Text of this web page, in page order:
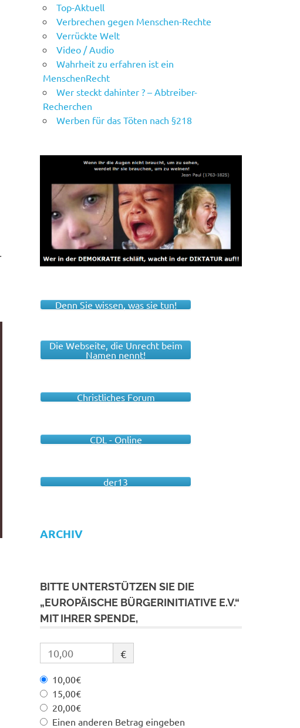
Top-Aktuell
Verbrechen gegen Menschen-Rechte
Verrückte Welt
Video / Audio
Wahrheit zu erfahren ist ein
MenschenRecht
Wer steckt dahinter ? – Abtreiber-
Recherchen
Werben für das Töten nach §218
Denn Sie wissen, was sie tun!
Die Webseite, die Unrecht beim
Namen nennt!
Christliches Forum
CDL - Online
der13
ARCHIV
BITTE UNTERSTÜTZEN SIE DIE
„EUROPÄISCHE BÜRGERINITIATIVE E.V.“
MIT IHRER SPENDE,
€
10,00€
15,00€
20,00€
Einen anderen Betrag eingeben